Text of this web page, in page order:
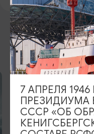
ВОЗМОЖНО
7 АПРЕЛЯ
ПРЕЗИДИУМА
СССР «ОБ